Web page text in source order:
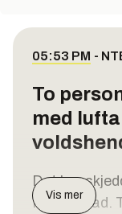
05:53 PM -
To
med
Det har
Fredrikstad.
Vis mer